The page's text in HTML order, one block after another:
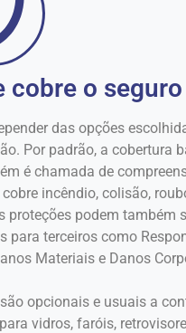
cobre o
das opções
Por padrão, a cobertura
é chamada de
incêndio, colisão,
proteções podem também
para terceiros como
Materiais e Danos
opcionais e usuais a
vidros, faróis,